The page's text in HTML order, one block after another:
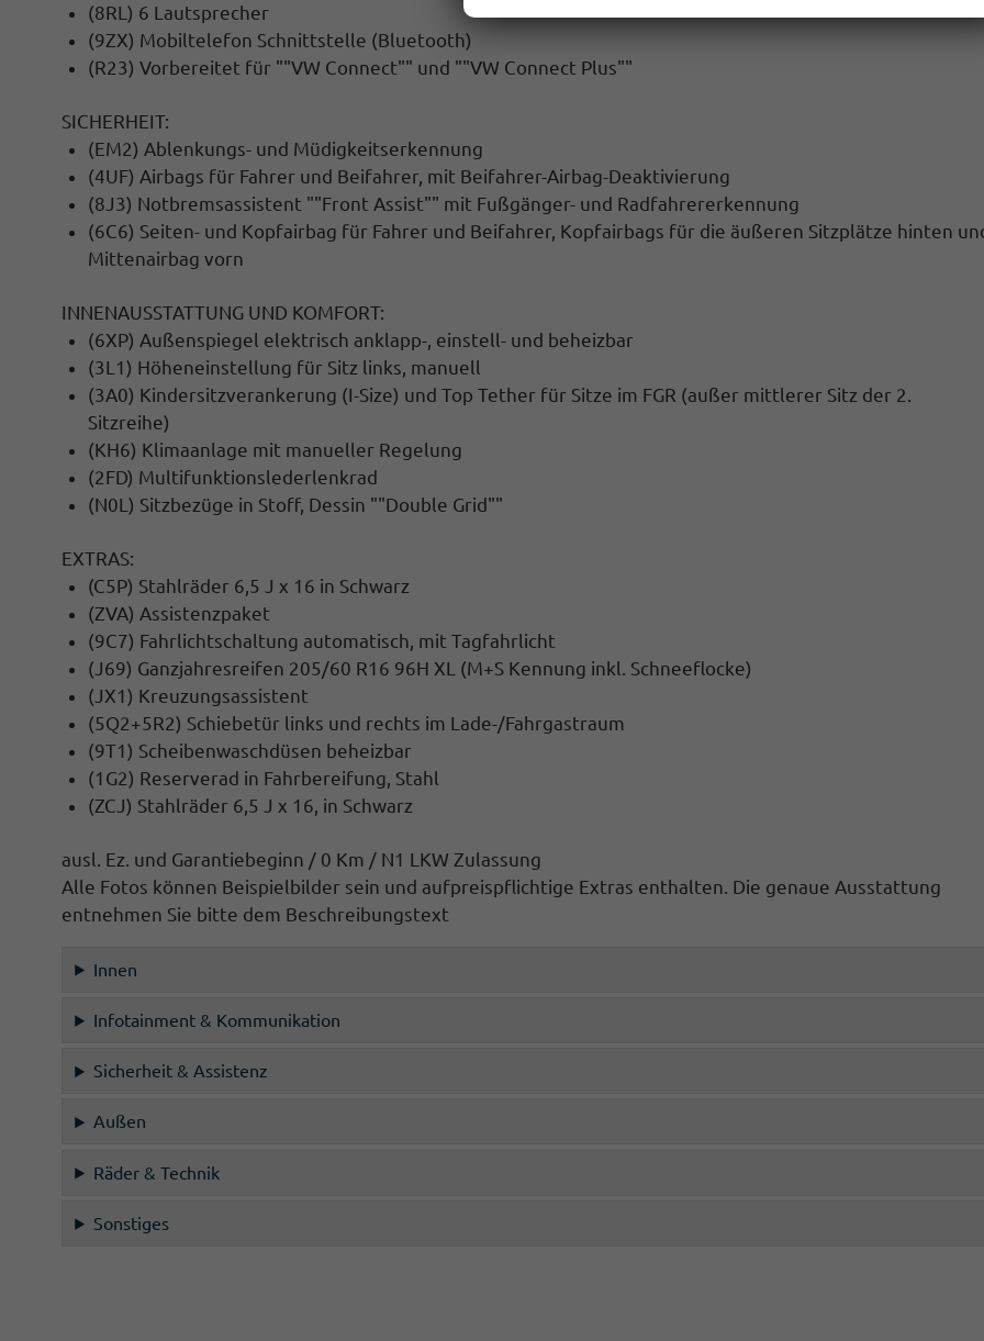
(8RL) 6 Lautsprecher
(9ZX) Mobiltelefon Schnittstelle (Bluetooth)
(R23) Vorbereitet für ""VW Connect"" und ""VW Connect Plus""
SICHERHEIT:
(EM2) Ablenkungs- und Müdigkeitserkennung
(4UF) Airbags für Fahrer und Beifahrer, mit Beifahrer-Airbag-Deaktivierung
(8J3) Notbremsassistent ""Front Assist"" mit Fußgänger- und Radfahrererkennung
(6C6) Seiten- und Kopfairbag für Fahrer und Beifahrer, Kopfairbags für die äußeren Sitzplätze hinten
Mittenairbag vorn
INNENAUSSTATTUNG UND KOMFORT:
(6XP) Außenspiegel elektrisch anklapp-, einstell- und beheizbar
(3L1) Höheneinstellung für Sitz links, manuell
(3A0) Kindersitzverankerung (I-Size) und Top Tether für Sitze im FGR (außer mittlerer Sitz der 2.
Sitzreihe)
(KH6) Klimaanlage mit manueller Regelung
(2FD) Multifunktionslederlenkrad
(N0L) Sitzbezüge in Stoff, Dessin ""Double Grid""
EXTRAS:
(C5P) Stahlräder 6,5 J x 16 in Schwarz
(ZVA) Assistenzpaket
(9C7) Fahrlichtschaltung automatisch, mit Tagfahrlicht
(J69) Ganzjahresreifen 205/60 R16 96H XL (M+S Kennung inkl. Schneeflocke)
(JX1) Kreuzungsassistent
(5Q2+5R2) Schiebetür links und rechts im Lade-/Fahrgastraum
(9T1) Scheibenwaschdüsen beheizbar
(1G2) Reserverad in Fahrbereifung, Stahl
(ZCJ) Stahlräder 6,5 J x 16, in Schwarz
ausl. Ez. und Garantiebeginn / 0 Km / N1 LKW Zulassung
Alle Fotos können Beispielbilder sein und aufpreispflichtige Extras enthalten. Die genaue Ausstattung
entnehmen Sie bitte dem Beschreibungstext
Innen
Infotainment & Kommunikation
Sicherheit & Assistenz
Außen
Räder & Technik
Sonstiges